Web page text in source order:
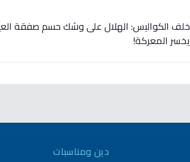
خلف الكواليس: الهلال على وشك حسم صفقة
يخسر المعركة!
دين ومناسبات